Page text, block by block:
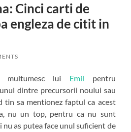
Cinci carti de
engleza de citit in
lui Emil pentru
dintre precursorii noului sau
tin sa mentionez faptul ca acest
nu un top, pentru ca nu sunt
as putea face unul suficient de